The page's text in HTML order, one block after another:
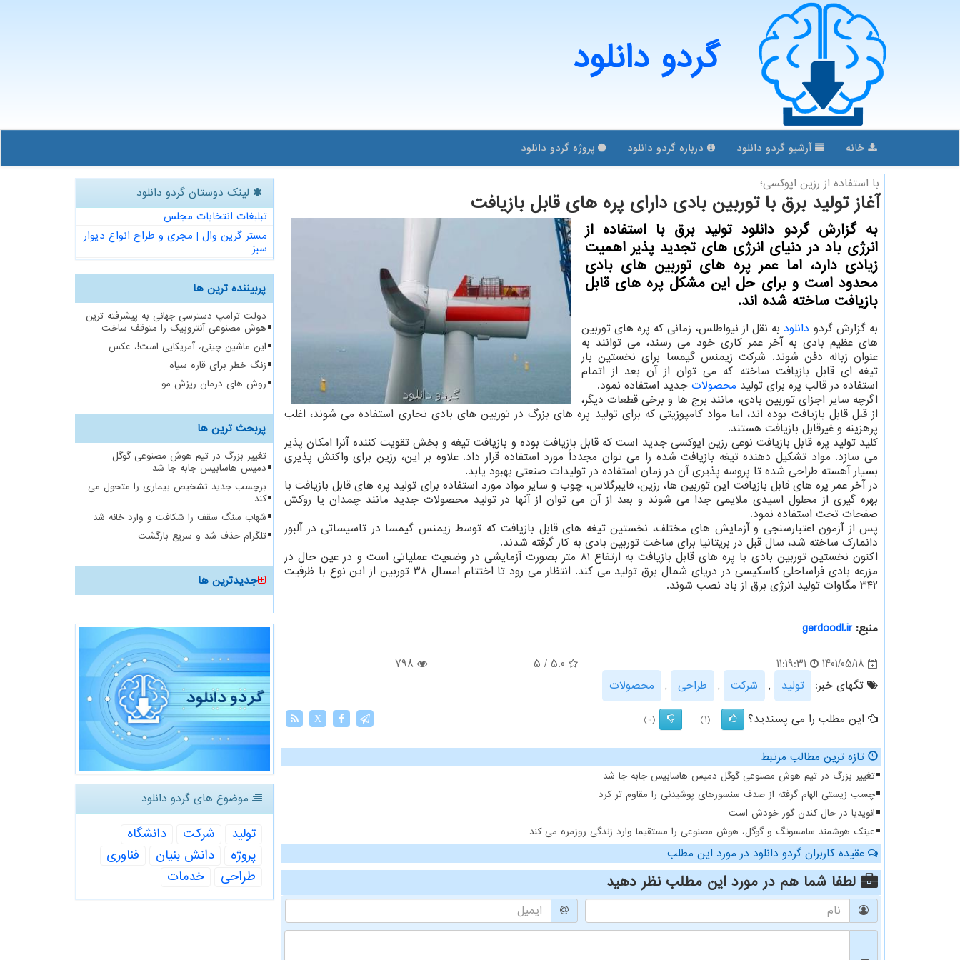
گردو دانلود
خانه آرشیو گردو دانلود درباره گردو دانلود پروژه گردو دانلود
با استفاده از رزین اپوكسی؛
آغاز تولید برق با توربین بادی دارای پره های قابل بازیافت
به گزارش گردو دانلود تولید برق با استفاده از
انرژی باد در دنیای انرژی های تجدید پذیر اهمیت
زیادی دارد، اما عمر پره های توربین های بادی
محدود است و برای حل این مشکل پره های قابل
بازیافت ساخته شده اند.
به گزارش گردو دانلود به نقل از نیواطلس، زمانی که پره های توربین
های عظیم بادی به آخر عمر کاری خود می رسند، می توانند به
عنوان زباله دفن شوند. شرکت زیمنس گیمسا برای نخستین بار
تیغه ای قابل بازیافت ساخته که می توان از آن بعد از اتمام
استفاده در قالب پره برای تولید محصولات جدید استفاده نمود.
اگرچه سایر اجزای توربین بادی، مانند برج ها و برخی قطعات دیگر،
از قبل قابل بازیافت بوده اند، اما مواد کامپوزیتی که برای تولید پره های بزرگ در توربین های بادی تجاری استفاده می شوند، اغلب
پرهزینه و غیرقابل بازیافت هستند.
کلید تولید پره قابل بازیافت نوعی رزین اپوکسی جدید است که قابل بازیافت بوده و بازیافت تیغه و بخش تقویت کننده آنرا امکان پذیر
می سازد. مواد تشکیل دهنده تیغه بازیافت شده را می توان مجدداً مورد استفاده قرار داد. علاوه بر این، رزین برای واکنش پذیری
بسیار آهسته طراحی شده تا پروسه پذیری آن در زمان استفاده در تولیدات صنعتی بهبود یابد.
در آخر عمر پره های قابل بازیافت این توربین ها، رزین، فایبرگلاس، چوب و سایر مواد مورد استفاده برای تولید پره های قابل بازیافت با
بهره گیری از محلول اسیدی ملایمی جدا می شوند و بعد از آن می توان از آنها در تولید محصولات جدید مانند چمدان یا روکش
صفحات تخت استفاده نمود.
پس از آزمون اعتبارسنجی و آزمایش های مختلف، نخستین تیغه های قابل بازیافت که توسط زیمنس گیمسا در تاسیساتی در آلبور
دانمارک ساخته شد، سال قبل در بریتانیا برای ساخت توربین بادی به کار گرفته شدند.
اکنون نخستین توربین بادی با پره های قابل بازیافت به ارتفاع ۸۱ متر بصورت آزمایشی در وضعیت عملیاتی است و در عین حال در
مزرعه بادی فراساحلی کاسکیسی در دریای شمال برق تولید می کند. انتظار می رود تا اختتام امسال ۳۸ توربین از این نوع با ظرفیت
۳۴۲ مگاوات تولید انرژی برق از باد نصب شوند.
منبع:gerdoodl.ir
1401/05/18
11:19:31
5.0
/
5
798
تگهای خبر:
تولید , شركت , طراحی ,
محصولات
این مطلب را می پسندید؟
(1)
(0)
X
تازه ترین مطالب مرتبط
تغییر بزرگ در تیم هوش مصنوعی گوگل دمیس هاسابیس جابه جا شد
چسب زیستی الهام گرفته از صدف سنسورهای پوشیدنی را مقاوم تر کرد
انویدیا در حال کندن گور خودش است
عینک هوشمند سامسونگ و گوگل، هوش مصنوعی را مستقیما وارد زندگی روزمره می کند
عقیده کاربران گردو دانلود در مورد این مطلب
لطفا شما هم در مورد این مطلب نظر دهید
لینک دوستان گردو دانلود
تبلیغات انتخابات مجلس
مستر گرین وال | مجری و طراح انواع دیوار
سبز
پربیننده ترین ها
دولت ترامپ دسترسی جهانی به پیشرفته ترین
هوش مصنوعی آنتروپیک را متوقف ساخت
این ماشین چینی، آمریکایی است!، عکس
زنگ خطر برای قاره سیاه
روش های درمان ریزش مو
پربحث ترین ها
تغییر بزرگ در تیم هوش مصنوعی گوگل
دمیس هاسابیس جابه جا شد
برچسب جدید تشخیص بیماری را متحول می
کند
شهاب سنگ سقف را شکافت و وارد خانه شد
تلگرام حذف شد و سریع بازگشت
جدیدترین ها
موضوع های گردو دانلود
تولید شركت
دانشگاه
پروژه
دانش بنیان
فناوری
طراحی
خدمات